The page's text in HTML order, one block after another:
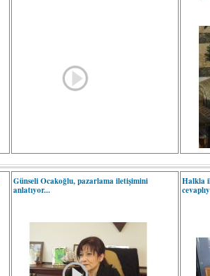
Günseli Ocakoğlu, pazarlama iletişimini
anlatıyor...
Halkla